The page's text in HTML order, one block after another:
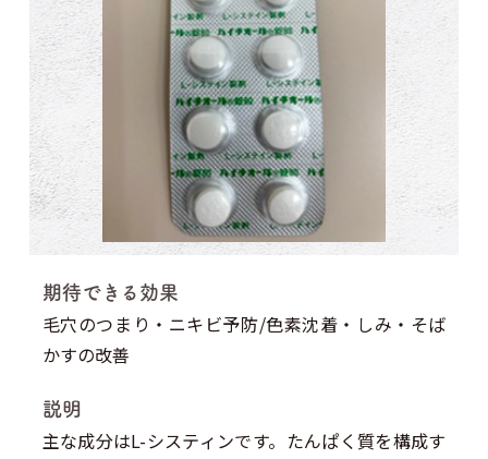
期待できる効果
毛穴のつまり・ニキビ予防/色素沈着・しみ・そば
かすの改善
説明
主な成分はL-システィンです。たんぱく質を構成す